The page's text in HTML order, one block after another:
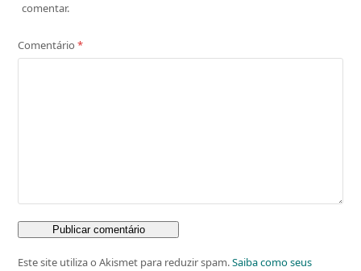
comentar.
Comentário*
Este site utiliza o Akismet para reduzir spam.Saiba como seus